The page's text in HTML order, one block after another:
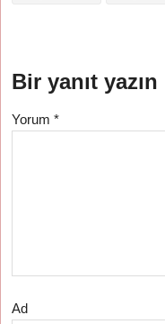
Bir yanıt yazın
Yorum*
Ad